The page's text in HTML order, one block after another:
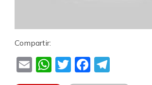
Compartir:
EmailWhatsApp
TwitterFacebook